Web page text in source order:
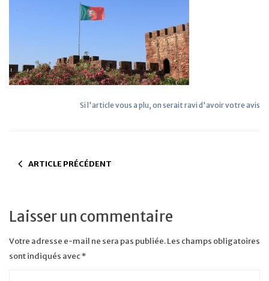
Si l'article vous a plu, on serait ravi d'avoir votre avis
ARTICLE PRÉCÉDENT
Laisser un commentaire
Votre adresse e-mail ne sera pas publiée.Les champs obligatoires
sont indiqués avec*